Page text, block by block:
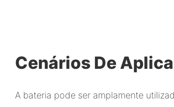
Cenários De
A bateria pode ser amplamente